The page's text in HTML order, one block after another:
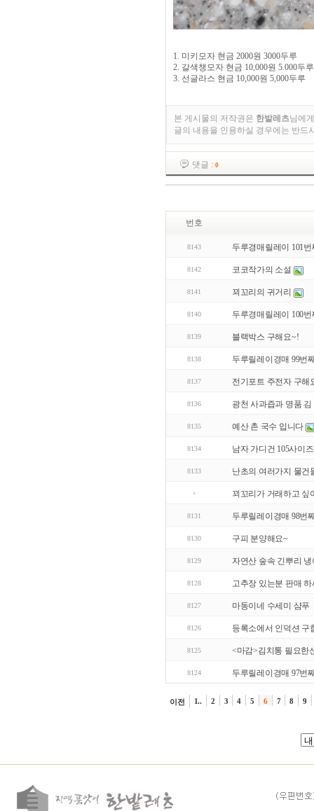
1. 미키모자 현금 2000원 3000두루
2. 갈색챙모자 현금 10,000원 5.000두루
3. 선글라스 현금 10,000원 5,000두루
본 게시물의 저작권은 한밭레츠님에
글의 내용을 인용하실 경우에는 반드
댓글 : 0
번호
8143 두루경매릴레이 101
8142 코코작가의 소설
8141 꾀꼬리의 귀거리
8140 두루경매릴레이 100
8139 블랙박스 구해요~!
8138 두루릴레이경매 99번
8137 전기포트 주전자 구해
8136 광천 사과즙과 명품 김
8135 예산 촌 국수 입니다
8134 남자 가디건 105사이즈
8133 난초의 여러가지 물건
꾀꼬리가 거래하고 싶
8131 두루릴레이경매 98번
8130 구피 분양해요~
8129 자연산 숲속 긴뿌리 냉
8128 고추장 있는분 판매 하
8127 마동이네 수세미 샴푸
8126 등록소에서 인덕션 구
8125 <마감>김치통 필요한
8124 두루릴레이경매 97번
이전 1.. 2 3 4 5 6 7 8 9